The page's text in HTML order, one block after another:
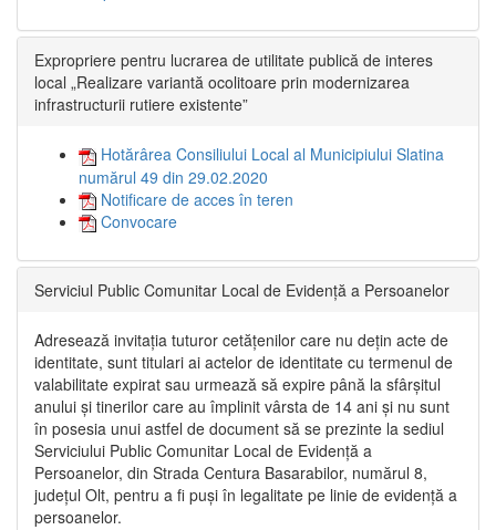
Expropriere pentru lucrarea de utilitate publică de interes
local „Realizare variantă ocolitoare prin modernizarea
infrastructurii rutiere existente”
Hotărârea Consiliului Local al Municipiului Slatina
numărul 49 din 29.02.2020
Notificare de acces în teren
Convocare
Serviciul Public Comunitar Local de Evidență a Persoanelor
Adresează invitația tuturor cetățenilor care nu dețin acte de
identitate, sunt titulari ai actelor de identitate cu termenul de
valabilitate expirat sau urmează să expire până la sfârșitul
anului și tinerilor care au împlinit vârsta de 14 ani și nu sunt
în posesia unui astfel de document să se prezinte la sediul
Serviciului Public Comunitar Local de Evidență a
Persoanelor, din Strada Centura Basarabilor, numărul 8,
județul Olt, pentru a fi puși în legalitate pe linie de evidență a
persoanelor.